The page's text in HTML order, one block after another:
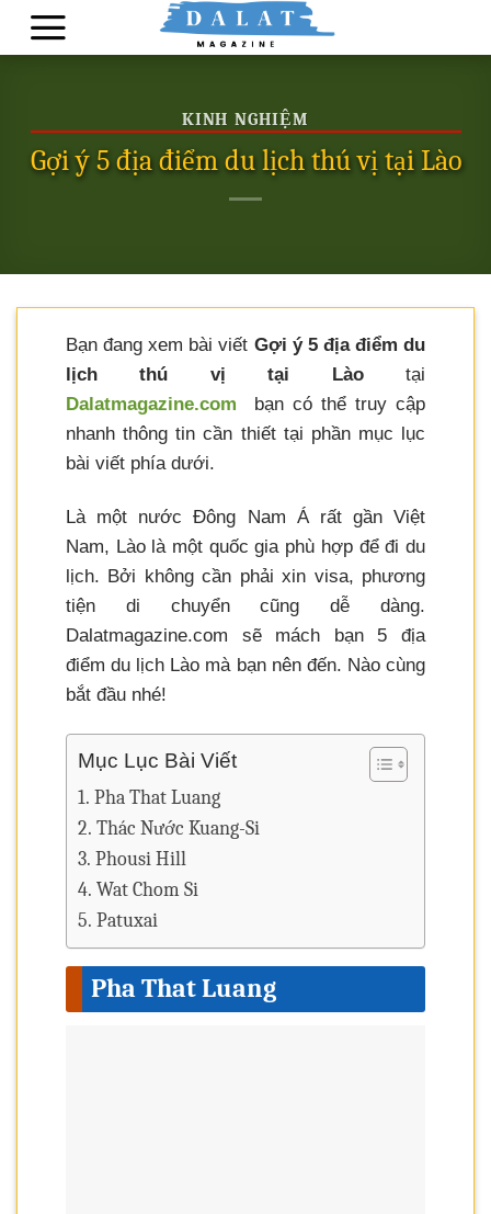
Skip
KINH NGHIỆM
Gợi ý 5 địa điểm du lịch thú vị tại Lào
Bạn đang xem bài viết Gợi ý 5 địa điểm du
lịch thú vị tại Làotại
Dalatmagazine.com
bạn có thể truy cập
nhanh thông tin cần thiết tại phần mục lục
bài viết phía dưới.
Là một nước Đông Nam Á rất gần Việt
Nam, Lào là một quốc gia phù hợp để đi du
lịch. Bởi không cần phải xin visa, phương
tiện di chuyển cũng dễ dàng.
Dalatmagazine.com sẽ mách bạn 5 địa
điểm du lịch Lào mà bạn nên đến. Nào cùng
bắt đầu nhé!
Mục Lục Bài Viết
Pha That Luang
Thác Nước Kuang-Si
Phousi Hill
Wat Chom Si
Patuxai
Pha That Luang